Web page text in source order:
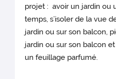
projet : avoir un jardin ou
temps, s’isoler de la vue
jardin ou sur son balcon,
jardin ou sur son balcon
un feuillage parfumé.